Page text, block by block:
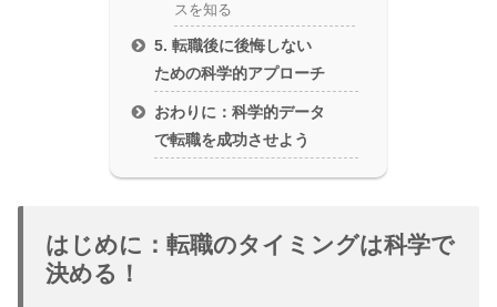
スを知る
5. 転職後に後悔しない
ための科学的アプローチ
おわりに：科学的データ
で転職を成功させよう
はじめに：転職のタイミングは科学で
決める！